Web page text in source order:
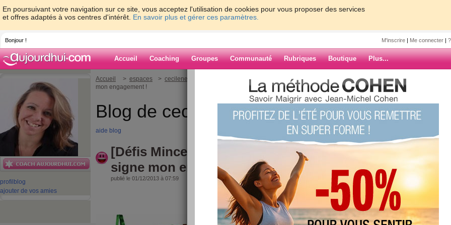
En poursuivant votre navigation sur ce site, vous acceptez l'utilisation de cookies pour vous proposer des services
et offres adaptés à vos centres d'intérêt. En savoir plus et gérer ces paramètres.
Bonjour ! M'inscrire | Me connecter |
Accueil Coaching Groupes Communauté Rubriques Boutique Plus...
profil blog
ajouter de vos amies
Accueil > espaces > cecileneuville
> [Défis Minceur de l'Avent n°1] Je signe
mon engagement !
Blog de cecileneuville
aide blog
[Défis Minceur de l'Avent n°1] Je
signe mon engagement !
publié le 01/12/2013 à 07:59
ARCHIVES